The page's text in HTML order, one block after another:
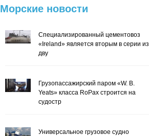
Морские новости
Специализированный цементовоз
«Ireland» является вторым в серии из
дву
Грузопассажирский паром «W. B.
Yeats» класса RoPax строится на
судостр
Универсальное грузовое судно